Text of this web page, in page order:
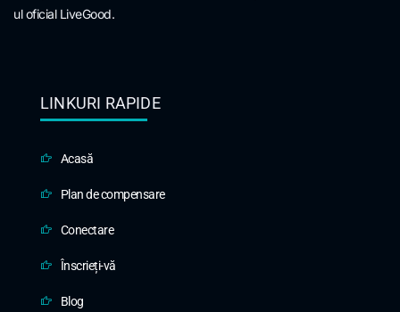
ul oficial LiveGood.
LINKURI RAPIDE
Acasă
Plan de compensare
Conectare
Înscrieți-vă
Blog